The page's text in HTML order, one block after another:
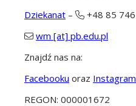
Dziekanat –
+48 85
wm [at] pb.edu.pl
Znajdź nas na:
Facebooku oraz
REGON: 000001672